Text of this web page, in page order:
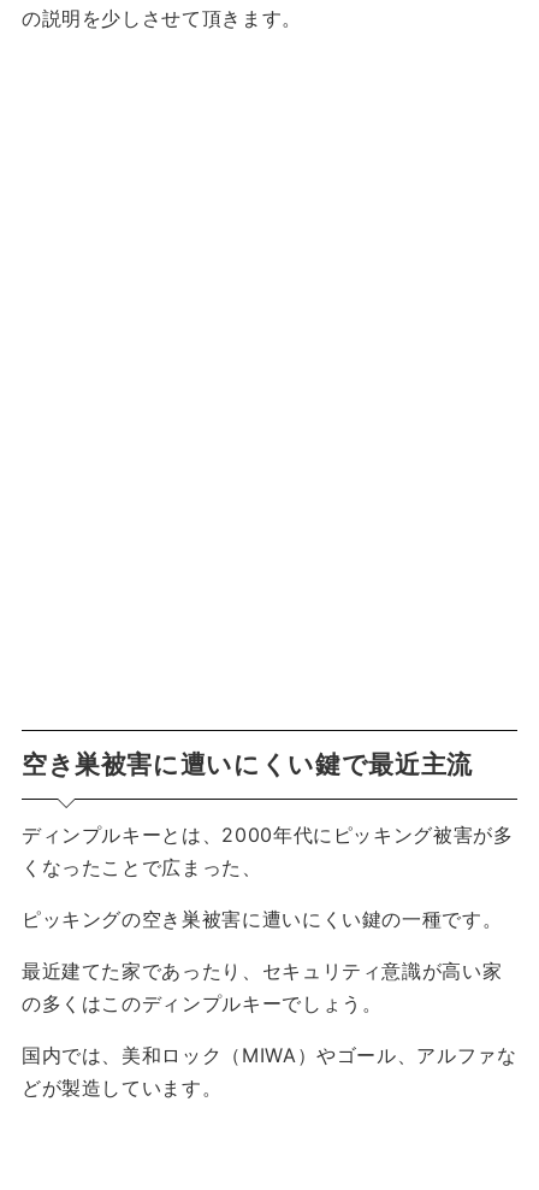
の説明を少しさせて頂きます。
空き巣被害に遭いにくい鍵で最近主流
ディンプルキーとは、2000年代にピッキング被害が多
くなったことで広まった、
ピッキングの空き巣被害に遭いにくい鍵の一種です。
最近建てた家であったり、セキュリティ意識が高い家
の多くはこのディンプルキーでしょう。
国内では、美和ロック（MIWA）やゴール、アルファな
どが製造しています。